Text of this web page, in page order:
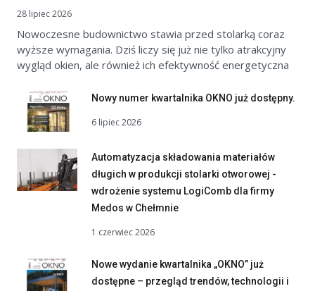
28 lipiec 2026
Nowoczesne budownictwo stawia przed stolarką coraz
wyższe wymagania. Dziś liczy się już nie tylko atrakcyjny
wygląd okien, ale również ich efektywność energetyczna
Nowy numer kwartalnika OKNO już dostępny.
6 lipiec 2026
Automatyzacja składowania materiałów
długich w produkcji stolarki otworowej -
wdrożenie systemu LogiComb dla firmy
Medos w Chełmnie
1 czerwiec 2026
Nowe wydanie kwartalnika „OKNO” już
dostępne – przegląd trendów, technologii i